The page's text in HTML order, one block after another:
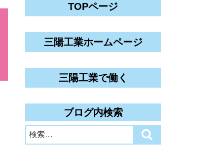
TOPページ
三陽工業ホームページ
三陽工業で働く
ブログ内検索
検
索:
索